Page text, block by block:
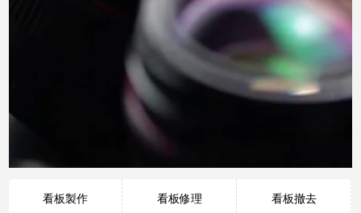
看板製作 看板修理 看板撤去